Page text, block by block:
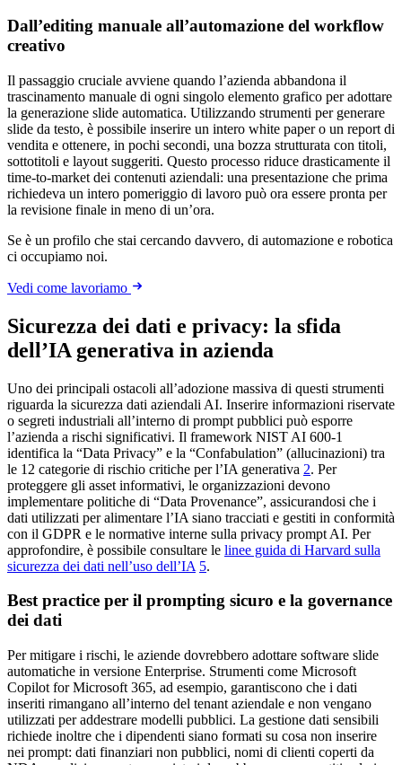
Dall’editing manuale all’automazione del workflow
creativo
Il passaggio cruciale avviene quando l’azienda abbandona il
trascinamento manuale di ogni singolo elemento grafico per adottare
la generazione slide automatica. Utilizzando strumenti per generare
slide da testo, è possibile inserire un intero white paper o un report di
vendita e ottenere, in pochi secondi, una bozza strutturata con titoli,
sottotitoli e layout suggeriti. Questo processo riduce drasticamente il
time-to-market dei contenuti aziendali: una presentazione che prima
richiedeva un intero pomeriggio di lavoro può ora essere pronta per
la revisione finale in meno di un’ora.
Se è un profilo che stai cercando davvero, di automazione e robotica
ci occupiamo noi.
Vedi come lavoriamo
Sicurezza dei dati e privacy: la sfida
dell’IA generativa in azienda
Uno dei principali ostacoli all’adozione massiva di questi strumenti
riguarda la sicurezza dati aziendali AI. Inserire informazioni riservate
o segreti industriali all’interno di prompt pubblici può esporre
l’azienda a rischi significativi. Il framework NIST AI 600-1
identifica la “Data Privacy” e la “Confabulation” (allucinazioni) tra
le 12 categorie di rischio critiche per l’IA generativa 2. Per
proteggere gli asset informativi, le organizzazioni devono
implementare politiche di “Data Provenance”, assicurandosi che i
dati utilizzati per alimentare l’IA siano tracciati e gestiti in conformità
con il GDPR e le normative interne sulla privacy prompt AI. Per
approfondire, è possibile consultare le linee guida di Harvard sulla
sicurezza dei dati nell’uso dell’IA 5.
Best practice per il prompting sicuro e la governance
dei dati
Per mitigare i rischi, le aziende dovrebbero adottare software slide
automatiche in versione Enterprise. Strumenti come Microsoft
Copilot for Microsoft 365, ad esempio, garantiscono che i dati
inseriti rimangano all’interno del tenant aziendale e non vengano
utilizzati per addestrare modelli pubblici. La gestione dati sensibili
richiede inoltre che i dipendenti siano formati su cosa non inserire
nei prompt: dati finanziari non pubblici, nomi di clienti coperti da